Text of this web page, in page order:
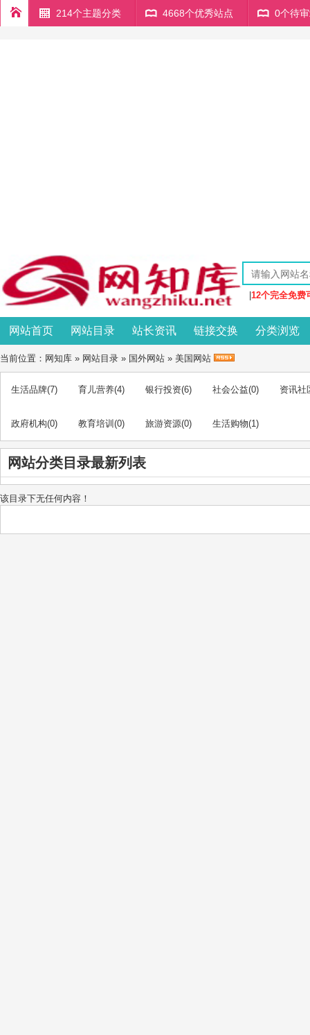
214个主题分类 4668个优秀站点 0个待
12个完全免费
网站首页 网站目录 站长资讯 链接交换 分类浏览
当前位置： 网知库 » 网站目录 » 国外网站 » 美国网站
生活品牌(7) 育儿营养(4) 银行投资(6) 社会公益(0) 资讯社
政府机构(0) 教育培训 (0) 旅游资源(0) 生活购物(1)
网站分类目录最新列表
该目录下无任何内容！